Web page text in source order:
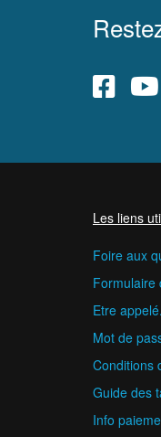
Les liens
Foire aux
Formulaire
Etre appelé.
Mot de
Conditions
Guide des
Info